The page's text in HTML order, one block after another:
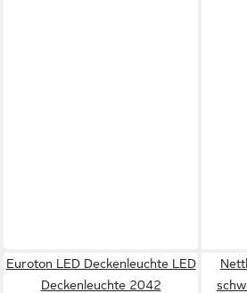
Euroton LED Deckenleuchte LED
Deckenleuchte 2042